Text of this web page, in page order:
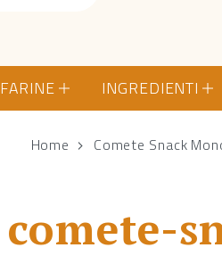
FARINE INGREDIENTI
Home Comete Snack
comete-